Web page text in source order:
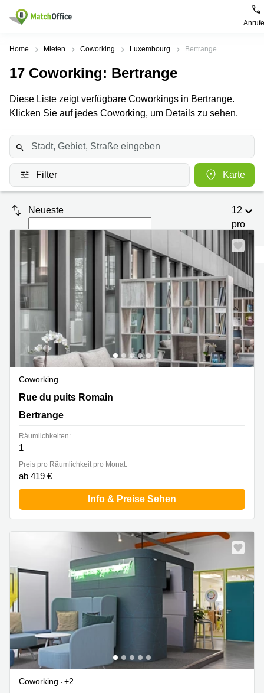
Mieten / Vermieten
Pages
produits
Centre
d’affaires
Coworking
Salles
réunion
Bureau
virtuel
Villes
Luxembourg
Esch-
sur-
Alzette
Senningerberg
Bertrange
Sandweiler
Recherches
Сoworking
Salle de
réunion
Luxembourg
Coworking
Bertrange
Centre
Luxembourg
Bureaux
Bertrange
Сoworking
Esch-sur-
Alzette
Сoworking
Sandweiler
Bureaux
Esch-
sur-
Alzette
Bureaux
Sandweiler
Bureaux
Luxembourg
Centres
Bertrange
Centres
d’affaires
Hilfe
Über uns
Preis
Sprache wählen
Luxembourg
Home Mieten Coworking Luxembourg Bertrange
17 Coworking: Bertrange
Diese Liste zeigt verfügbare Coworkings in Bertrange.
Klicken Sie auf jedes Coworking, um Details zu sehen.
Filter Karte
Neueste
12
pro
Seite
Coworking
33-39 rue du Puits Romain, Bertrange
Rue du puits Romain
Bertrange
Räumlichkeiten:
1
Preis pro Räumlichkeit pro Monat:
ab 419 €
Info & Preise Sehen
Coworking
+2